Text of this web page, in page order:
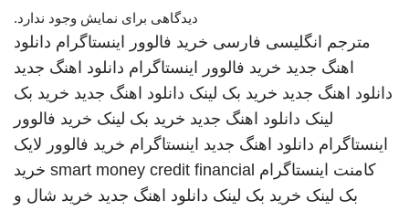
دیدگاهی برای نمایش وجود ندارد.
مترجم انگلیسی فارسی خرید فالوور اینستاگرام دانلود
اهنگ جدید خرید فالوور اینستاگرام دانلود اهنگ جدید
دانلود اهنگ جدید خرید بک لینک دانلود اهنگ جدید خرید بک
لینک دانلود اهنگ جدید خرید بک لینک خرید فالوور
اینستاگرام دانلود اهنگ جدید اینستاگرام خرید فالوور لایک
کامنت اینستاگرام smart money credit financial خرید
بک لینک خرید بک لینک دانلود اهنگ جدید خرید شال و